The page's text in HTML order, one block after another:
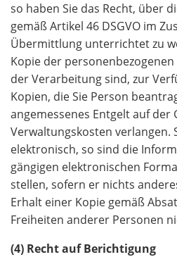
so haben Sie das Recht, über
gemäß Artikel 46 DSGVO im
Übermittlung unterrichtet zu
Kopie der
der Verarbeitung sind, zur
Kopien, die Sie Person
angemessenes Entgelt auf der
Verwaltungskosten verlangen.
elektronisch, so sind die
gängigen elektronischen
stellen, sofern er nichts
Erhalt einer Kopie gemäß
Freiheiten anderer Personen
(4) Recht auf Berichtigung